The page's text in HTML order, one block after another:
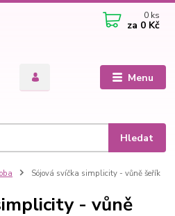
Menu
Hledat
0 ks
za 0 Kč
Sójová svíčka simplicity - vůně šeřík
- vůně